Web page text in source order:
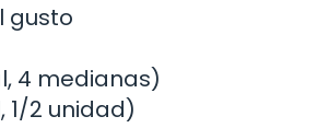
gusto
4 medianas)
1/2 unidad)